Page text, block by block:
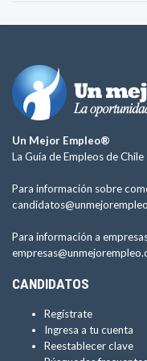
Un Mejor Empleo®
La Guía de Empleos de Chile
Para información sobre
Para información a
CANDIDATOS
Regístrate
Ingresa a tu cuenta
Reestablecer clave